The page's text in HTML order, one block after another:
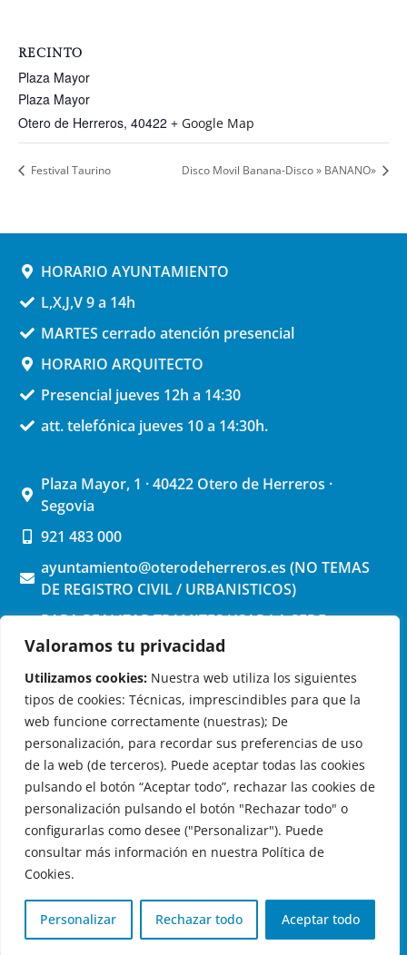
Valoramos tu privacidad
Utilizamos cookies: Nuestra web utiliza los siguientes
tipos de cookies: Técnicas, imprescindibles para que la
web funcione correctamente (nuestras); De
personalización, para recordar sus preferencias de uso
de la web (de terceros). Puede aceptar todas las cookies
pulsando el botón “Aceptar todo”, rechazar las cookies de
personalización pulsando el botón "Rechazar todo" o
configurarlas como desee ("Personalizar"). Puede
consultar más información en nuestra Política de
Cookies.
Personalizar Rechazar todo Aceptar todo
RECINTO
Plaza Mayor
Plaza Mayor
Otero de Herreros, 40422 + Google Map
Festival Taurino Disco Movil Banana-Disco » BANANO»
HORARIO AYUNTAMIENTO
L,X,J,V 9 a 14h
MARTES cerrado atención presencial
HORARIO ARQUITECTO
Presencial jueves 12h a 14:30
att. telefónica jueves 10 a 14:30h.
Plaza Mayor, 1 · 40422 Otero de Herreros ·
Segovia
921 483 000
ayuntamiento@oterodeherreros.es (NO TEMAS
DE REGISTRO CIVIL / URBANISTICOS)
PARA REALIZAR TRAMITES USAR LA SEDE
ELECTRONICA (pinchar aquí)
OTERO DE HERREROS EN LAS REDES
© 2026 Ayuntamiento de Otero de Herreros
Aviso Legal|Política de Privacidad|Política de Cookies|
Registro de actividades de tratamiento
| Diseño:Globales
Informática